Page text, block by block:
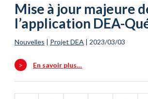
Mise à jour majeure
l’application DEA-
Nouvelles | Projet DEA | 2023/03/03
> En savoir plus…